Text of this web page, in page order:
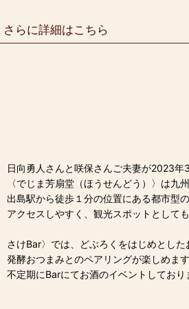
さらに詳細はこちら
日向勇人さんと咲保さんご夫妻が2023
〈でじま芳扇堂（ほうせんどう）〉は九
出島駅から徒歩１分の位置にある都市型の
アクセスしやすく、観光スポットとしても
さけBar〉では、どぶろくをはじめとした
発酵おつまみとのペアリングが楽しめます
不定期にBarにてお酒のイベントしており